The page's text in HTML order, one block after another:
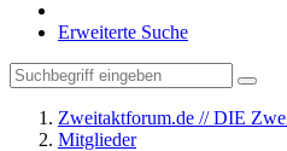
Erweiterte Suche
Zweitaktforum.de // DIE
Mitglieder